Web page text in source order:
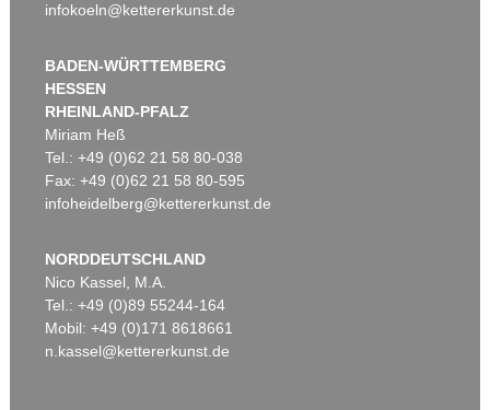
infokoeln@kettererkunst.de
BADEN-WÜRTTEMBERG
HESSEN
RHEINLAND-PFALZ
Miriam Heß
Tel.: +49 (0)62 21 58 80-038
Fax: +49 (0)62 21 58 80-595
infoheidelberg@kettererkunst.de
NORDDEUTSCHLAND
Nico Kassel, M.A.
Tel.: +49 (0)89 55244-164
Mobil: +49 (0)171 8618661
n.kassel@kettererkunst.de